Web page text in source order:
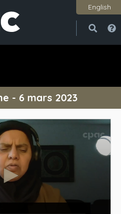
English
- 6 mars 2023